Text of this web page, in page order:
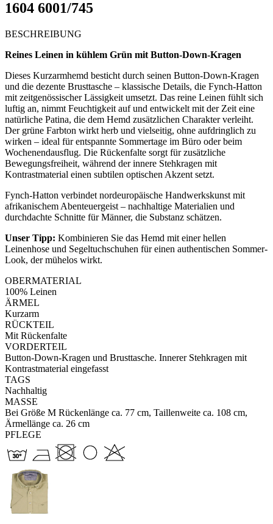
1604 6001/745
BESCHREIBUNG
Reines Leinen in kühlem Grün mit Button-Down-Kragen
Dieses Kurzarmhemd besticht durch seinen Button-Down-Kragen
und die dezente Brusttasche – klassische Details, die Fynch-Hatton
mit zeitgenössischer Lässigkeit umsetzt. Das reine Leinen fühlt sich
luftig an, nimmt Feuchtigkeit auf und entwickelt mit der Zeit eine
natürliche Patina, die dem Hemd zusätzlichen Charakter verleiht.
Der grüne Farbton wirkt herb und vielseitig, ohne aufdringlich zu
wirken – ideal für entspannte Sommertage im Büro oder beim
Wochenendausflug. Die Rückenfalte sorgt für zusätzliche
Bewegungsfreiheit, während der innere Stehkragen mit
Kontrastmaterial einen subtilen optischen Akzent setzt.
Fynch-Hatton verbindet nordeuropäische Handwerkskunst mit
afrikanischem Abenteuergeist – nachhaltige Materialien und
durchdachte Schnitte für Männer, die Substanz schätzen.
Unser Tipp: Kombinieren Sie das Hemd mit einer hellen
Leinenhose und Segeltuchschuhen für einen authentischen Sommer-
Look, der mühelos wirkt.
OBERMATERIAL
100% Leinen
ÄRMEL
Kurzarm
RÜCKTEIL
Mit Rückenfalte
VORDERTEIL
Button-Down-Kragen und Brusttasche. Innerer Stehkragen mit
Kontrastmaterial eingefasst
TAGS
Nachhaltig
MASSE
Bei Größe M Rückenlänge ca. 77 cm, Taillenweite ca. 108 cm,
Ärmellänge ca. 26 cm
PFLEGE